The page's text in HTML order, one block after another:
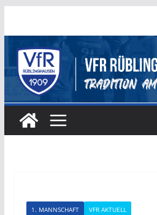
springen
1. MANNSCHAFT VFR AKTUELL